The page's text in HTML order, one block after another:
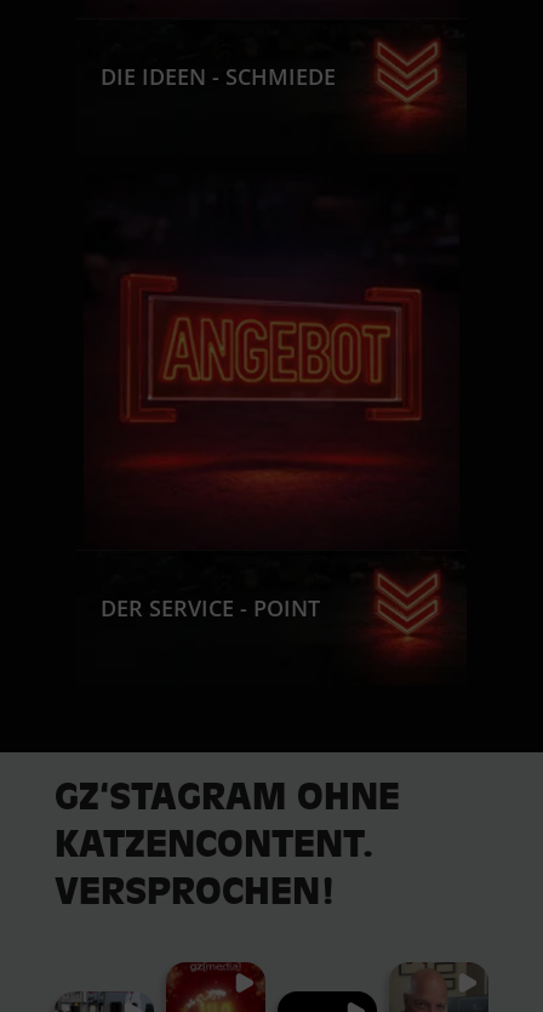
DIE IDEEN - SCHMIEDE
DER SERVICE - POINT
GZ‘STAGRAM OHNE
KATZENCONTENT.
VERSPROCHEN!